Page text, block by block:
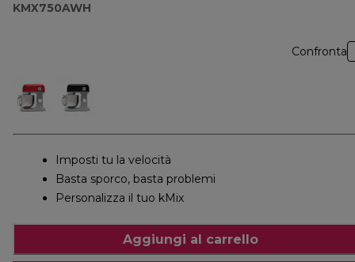
KMX750AWH
Confronta
Imposti tu la velocità
Basta sporco, basta problemi
Personalizza il tuo kMix
Aggiungi al carrello